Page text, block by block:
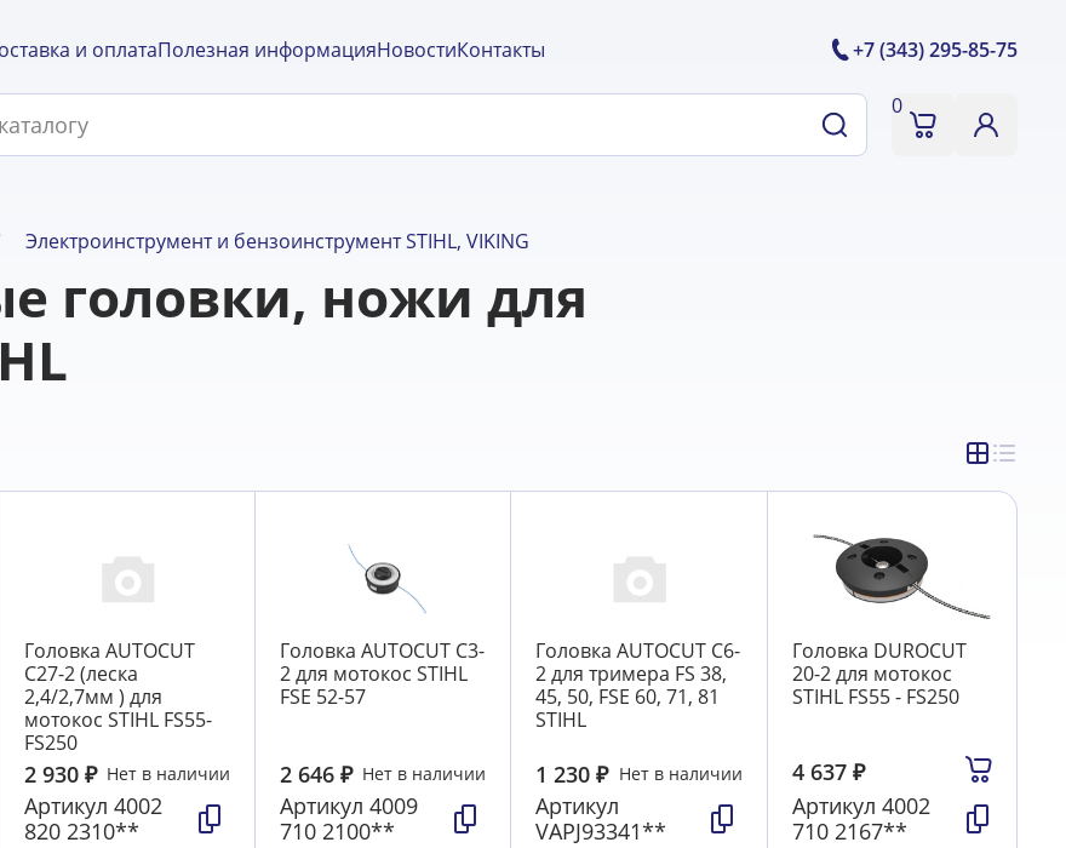
и оплатаПолезная информацияНовостиКонтакты +7 (343) 295-85-75
0
Электроинструмент и бензоинструмент STIHL, VIKING
головки, ножи для
Головка AUTOCUT
C27-2 (леска
2,4/2,7мм ) для
мотокос STIHL FS55-
FS250
2 930 ₽ Нет в наличии
Артикул 4002
820 2310**
Головка AUTOCUT C3-
2 для мотокос STIHL
FSE 52-57
2 646 ₽ Нет в наличии
Артикул 4009
710 2100**
Головка AUTOCUT C6-
2 для тримера FS 38,
45, 50, FSE 60, 71, 81
STIHL
1 230₽ Нет в наличии
Артикул
VAPJ93341**
Головка DUROCUT
20-2 для мотокос
STIHL FS55 - FS250
4 637 ₽
Артикул 4002
710 2167**